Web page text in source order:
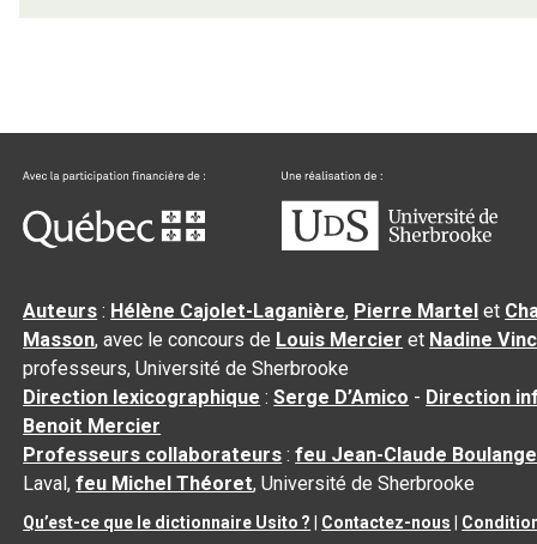
Auteurs : Hélène Cajolet-Laganière, Pierre Martel et
Masson, avec le concours de Louis Mercier et Nadine
professeurs, Université de Sherbrooke
Direction lexicographique :Serge D’Amico - Direction
Benoit Mercier
Professeurs collaborateurs :feu Jean-Claude
Laval,feu Michel Théoret, Université de Sherbrooke
Qu’est-ce que le dictionnaire Usito ? Contactez-nous